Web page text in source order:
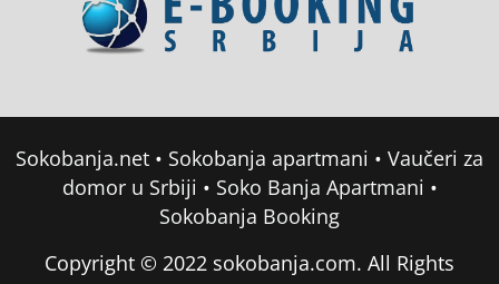
Sokobanja.net • Sokobanja apartmani • Vaučeri za
domor u Srbiji • Soko Banja Apartmani •
Sokobanja Booking
Copyright © 2022 sokobanja.com. All Rights